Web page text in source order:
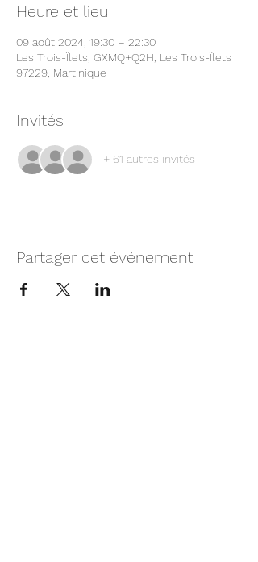
Heure et lieu
09 août 2024, 19:30 – 22:30
Les Trois-Îlets, GXMQ+Q2H, Les Trois-Îlets
97229, Martinique
Invités
+ 61 autres invités
Partager cet événement